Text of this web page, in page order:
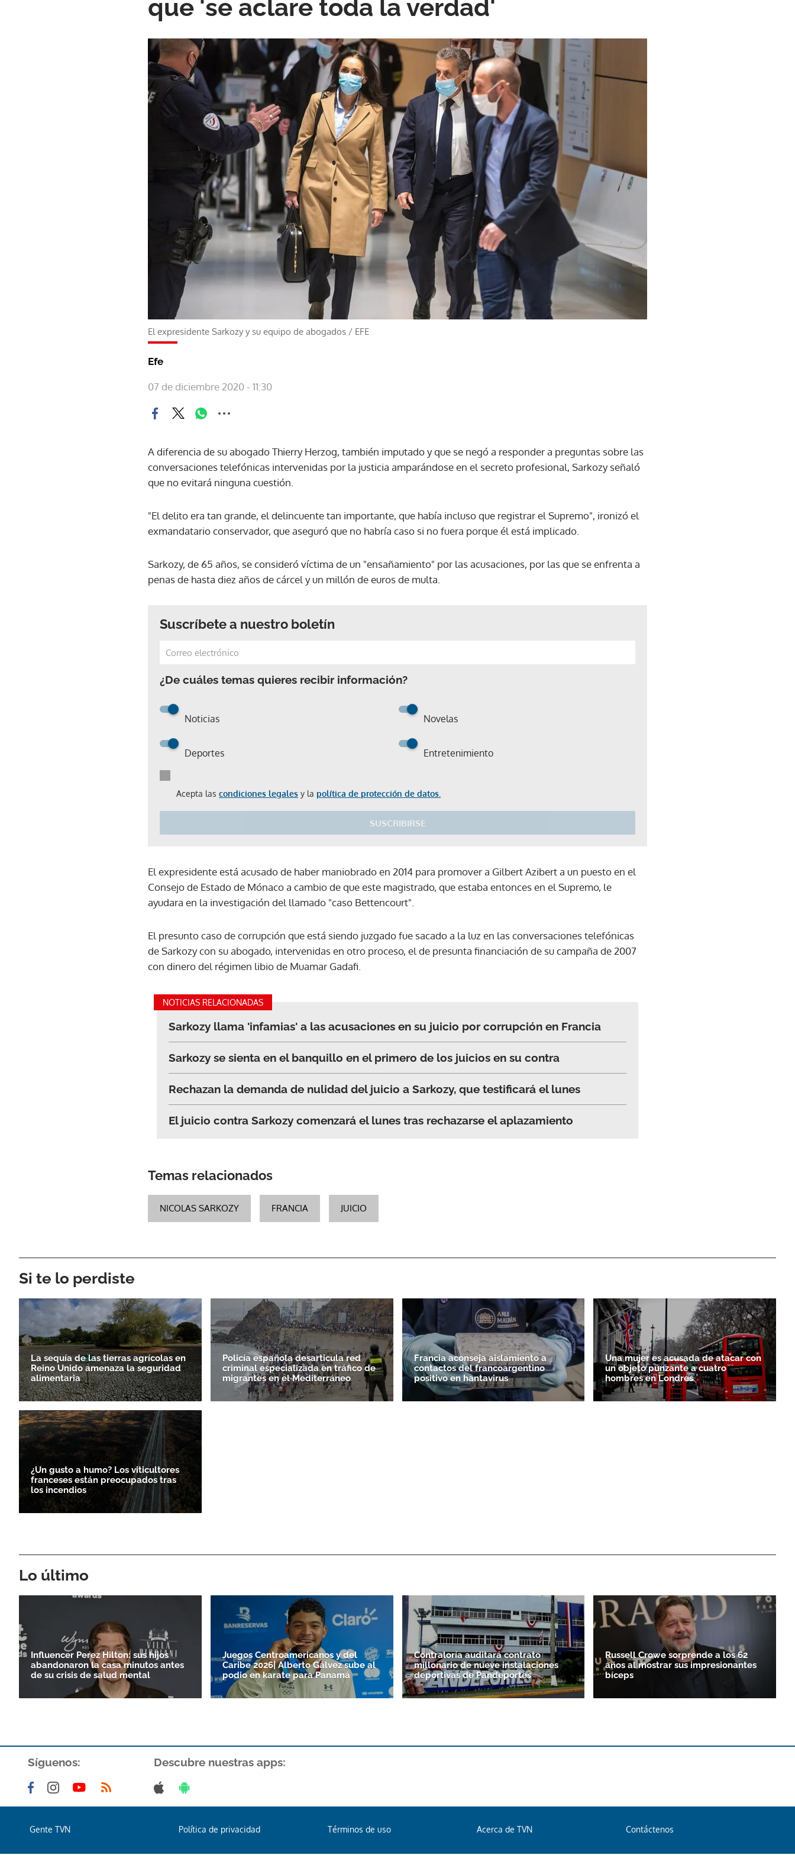
que 'se aclare toda la verdad'
El expresidente Sarkozy y su equipo de abogados / EFE
Efe
07 de diciembre 2020 - 11:30
A diferencia de su abogado Thierry Herzog, también imputado y que se negó a responder a preguntas sobre las
conversaciones telefónicas intervenidas por la justicia amparándose en el secreto profesional, Sarkozy señaló
que no evitará ninguna cuestión.
"El delito era tan grande, el delincuente tan importante, que había incluso que registrar el Supremo", ironizó el
exmandatario conservador, que aseguró que no habría caso si no fuera porque él está implicado.
Sarkozy, de 65 años, se consideró víctima de un "ensañamiento" por las acusaciones, por las que se enfrenta a
penas de hasta diez años de cárcel y un millón de euros de multa.
Suscríbete a nuestro boletín
¿De cuáles temas quieres recibir información?
Noticias Novelas
Deportes Entretenimiento
Acepta las condiciones legales y la política de protección de datos.
SUSCRIBIRSE
Gracias por suscribirte a nuestro boletín.
ACEPTAR
El expresidente está acusado de haber maniobrado en 2014 para promover a Gilbert Azibert a un puesto en el
Consejo de Estado de Mónaco a cambio de que este magistrado, que estaba entonces en el Supremo, le
ayudara en la investigación del llamado "caso Bettencourt".
El presunto caso de corrupción que está siendo juzgado fue sacado a la luz en las conversaciones telefónicas
de Sarkozy con su abogado, intervenidas en otro proceso, el de presunta financiación de su campaña de 2007
con dinero del régimen libio de Muamar Gadafi.
NOTICIAS RELACIONADAS
Sarkozy llama 'infamias' a las acusaciones en su juicio por corrupción en Francia
Sarkozy se sienta en el banquillo en el primero de los juicios en su contra
Rechazan la demanda de nulidad del juicio a Sarkozy, que testificará el lunes
El juicio contra Sarkozy comenzará el lunes tras rechazarse el aplazamiento
Temas relacionados
NICOLAS SARKOZY FRANCIA JUICIO
Si te lo perdiste
La sequía de las tierras agrícolas en
Reino Unido amenaza la seguridad
alimentaria
Policía española desarticula red
criminal especializada en tráfico de
migrantes en el Mediterráneo
Francia aconseja aislamiento a
contactos del francoargentino
positivo en hantavirus
Una mujer es acusada de atacar con
un objeto punzante a cuatro
hombres en Londres
¿Un gusto a humo? Los viticultores
franceses están preocupados tras
los incendios
Lo último
Influencer Perez Hilton: sus hijos
abandonaron la casa minutos antes
de su crisis de salud mental
Juegos Centroamericanos y del
Caribe 2026| Alberto Gálvez sube al
podio en karate para Panamá
Contraloría auditará contrato
millonario de nueve instalaciones
deportivas de Pandeportes
Russell Crowe sorprende a los 62
años al mostrar sus impresionantes
bíceps
Síguenos: Descubre nuestras apps:
Gente TVN Política de privacidad Términos de uso Acerca de TVN Contáctenos